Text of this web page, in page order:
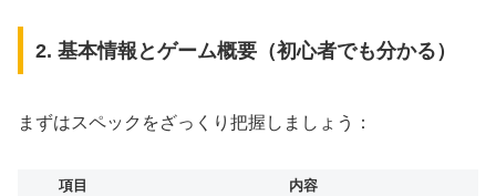
2. 基本情報とゲーム概要（初心者でも分かる）
まずはスペックをざっくり把握しましょう：
項目 内容